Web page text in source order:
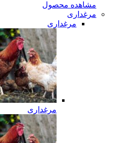
مشاهده محصول
مرغداری
مرغداری
مرغداری